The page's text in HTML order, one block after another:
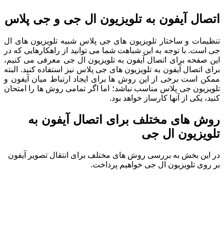
اتصال آیفون به تلویزیون ال جی و جی پلاس
تنظیمات و ساختار تلویزیون های جی پلاس شبیه تلویزیون های ال
جی است. با توجه به این شباهت شما می توانید از راهکارهایی که در
این صفحه برای اتصال آیفون به تلویزیون ال جی معرفی می کنیم،
برای اتصال آیفون به تلویزیون های جی پلاس نیز استفاده کنید. البته
ممکن است برخی از این روش ها برای ایجاد ارتباط میان آیفون و
تلویزیون جی پلاس مناسب نباشد؛ اما اگر تمامی روش ها را امتحان
کنید، یکی از آنها کارساز خواهد بود.
روش های مختلف برای اتصال آیفون به
تلویزیون ال جی
در این بخش به بررسی روش های مختلف برای انتقال تصویر آیفون
بر روی تلویزیون ال جی خواهیم پرداخت.